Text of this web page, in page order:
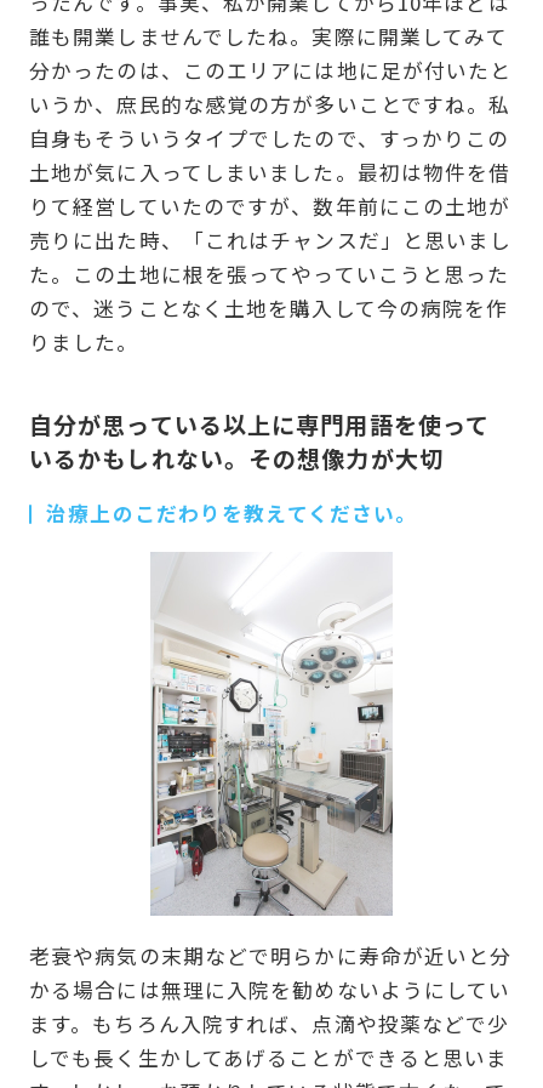
誰も開業しませんでしたね。実際に開業してみて
分かったのは、このエリアには地に足が付いたと
いうか、庶民的な感覚の方が多いことですね。私
自身もそういうタイプでしたので、すっかりこの
土地が気に入ってしまいました。最初は物件を借
りて経営していたのですが、数年前にこの土地が
売りに出た時、「これはチャンスだ」と思いまし
た。この土地に根を張ってやっていこうと思った
ので、迷うことなく土地を購入して今の病院を作
りました。
自分が思っている以上に専門用語を使って
いるかもしれない。その想像力が大切
治療上のこだわりを教えてください。
老衰や病気の末期などで明らかに寿命が近いと分
かる場合には無理に入院を勧めないようにしてい
ます。もちろん入院すれば、点滴や投薬などで少
しでも長く生かしてあげることができると思いま